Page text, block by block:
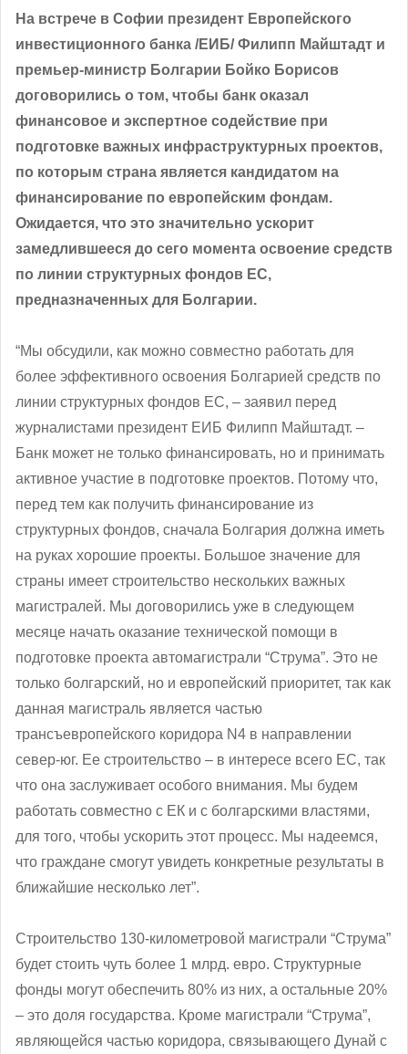
На встрече в Софии президент Европейского
инвестиционного банка /ЕИБ/ Филипп Майштадт и
премьер-министр Болгарии Бойко Борисов
договорились о том, чтобы банк оказал
финансовое и экспертное содействие при
подготовке важных инфраструктурных проектов,
по которым страна является кандидатом на
финансирование по европейским фондам.
Ожидается, что это значительно ускорит
замедлившееся до сего момента освоение средств
по линии структурных фондов ЕС,
предназначенных для Болгарии.
“Мы обсудили, как можно совместно работать для
более эффективного освоения Болгарией средств по
линии структурных фондов ЕС, ‒ заявил перед
журналистами президент ЕИБ Филипп Майштадт. –
Банк может не только финансировать, но и принимать
активное участие в подготовке проектов. Потому что,
перед тем как получить финансирование из
структурных фондов, сначала Болгария должна иметь
на руках хорошие проекты. Большое значение для
страны имеет строительство нескольких важных
магистралей. Мы договорились уже в следующем
месяце начать оказание технической помощи в
подготовке проекта автомагистрали “Струма”. Это не
только болгарский, но и европейский приоритет, так как
данная магистраль является частью
трансъевропейского коридора N4 в направлении
север-юг. Ее строительство – в интересе всего ЕС, так
что она заслуживает особого внимания. Мы будем
работать совместно с ЕК и с болгарскими властями,
для того, чтобы ускорить этот процесс. Мы надеемся,
что граждане смогут увидеть конкретные результаты в
ближайшие несколько лет”.
Строительство 130-километровой магистрали “Струма”
будет стоить чуть более 1 млрд. евро. Структурные
фонды могут обеспечить 80% из них, а остальные 20%
‒ это доля государства. Кроме магистрали “Струма”,
являющейся частью коридора, связывающего Дунай с